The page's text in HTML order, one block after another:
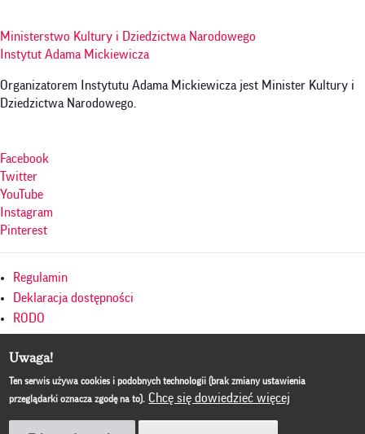
Ministerstwo Kultury i Dziedzictwa Narodowego
Instytut Adama Mickiewicza
Organizatorem Instytutu Adama Mickiewicza jest Minister Kultury i
Dziedzictwa Narodowego.
Facebook
Twitter
YouTube
Instagram
Pinterest
Menu
w
stopce
Regulamin
Deklaracja dostępności
RODO
Mapa serwisu
Culture.pl
BIP
Uwaga!
Ten serwis używa cookies i podobnych technologii (brak zmiany ustawienia
przeglądarki oznacza zgodę na to). Chcę się dowiedzieć więcej